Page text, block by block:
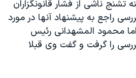
تشنج ناشی از فشار قانونگزاران
راجع به پيشنهاد آنها در مورد
محمود المشهدانی رئيس
را گرفت و گفت وی قبلا